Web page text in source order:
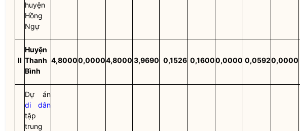
huyện
Hồng
Ngự
II
Huyện
Thanh
Bình
4,80000,00004,8000 3,9690 0,1526 0,16000,0000 0,05920,0000
Dự án
di dân
tập
trung